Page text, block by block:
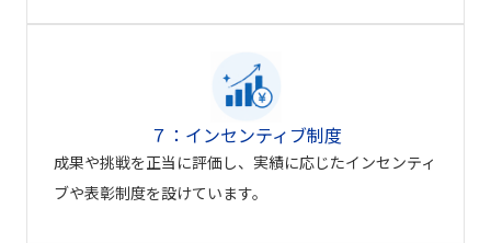
７：インセンティブ制度
成果や挑戦を正当に評価し、実績に応じたインセンティ
ブや表彰制度を設けています。